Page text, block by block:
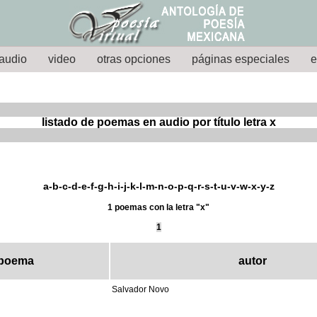
video otras opciones páginas especiales
listado de poemas en audio por título letra x
a-b-c-d-e-f-g-h-i-j-k-l-m-n-o-p-q-r-s-t-u-v-w-x-y-z
1 poemas con la letra "x"
1
autor
Salvador Novo